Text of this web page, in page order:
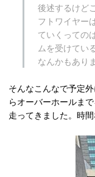
後述するけど
フトワイヤー
ていくっての
ムを受けてい
なんかもあり
そんなこんなで予定
らオーバーホールま
走ってきました。時